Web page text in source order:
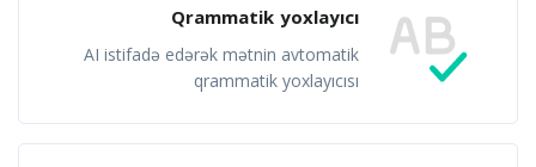
Qrammatik yoxlayıcı
AI istifadə edərək mətnin avtomatik
qrammatik yoxlayıcısı